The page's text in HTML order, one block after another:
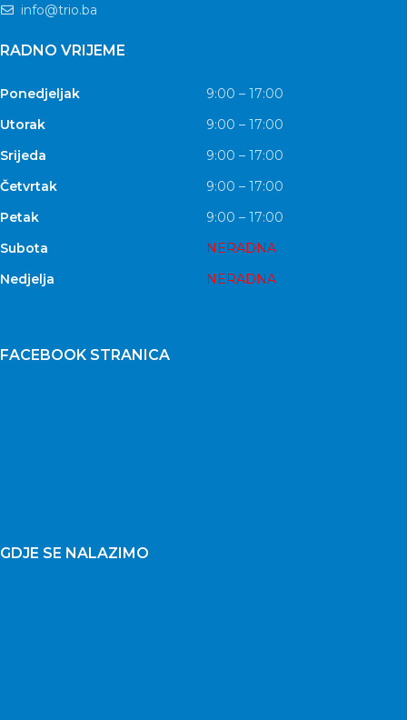
info@trio.ba
RADNO VRIJEME
Ponedjeljak
9:00 – 17:00
Utorak
9:00 – 17:00
Srijeda
9:00 – 17:00
Četvrtak
9:00 – 17:00
Petak
9:00 – 17:00
Subota
NERADNA
Nedjelja
NERADNA
FACEBOOK STRANICA
GDJE SE NALAZIMO